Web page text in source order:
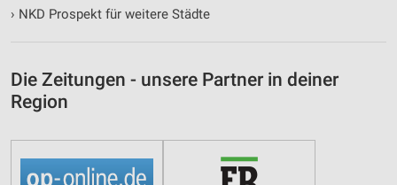
› NKD Prospekt für weitere Städte
Die Zeitungen - unsere Partner in deiner
Region